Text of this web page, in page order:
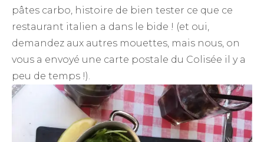
pâtes carbo, histoire de bien tester ce que ce
restaurant italien a dans le bide ! (et oui,
demandez aux autres mouettes, mais nous, on
vous a envoyé une carte postale du Colisée il y a
peu de temps !).